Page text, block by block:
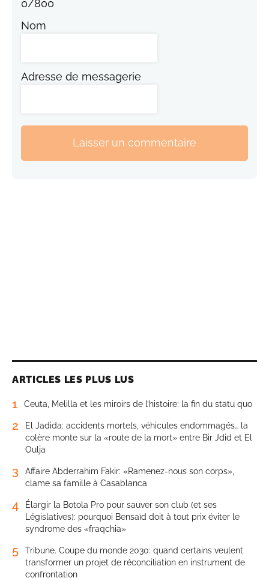
0/800
Nom
Adresse de messagerie
Laisser un commentaire
ARTICLES LES PLUS LUS
1 Ceuta, Melilla et les miroirs de l’histoire: la fin du statu quo
2
El Jadida: accidents mortels, véhicules endommagés… la
colère monte sur la «route de la mort» entre Bir Jdid et El
Oulja
3
Affaire Abderrahim Fakir: «Ramenez-nous son corps»,
clame sa famille à Casablanca
4
Élargir la Botola Pro pour sauver son club (et ses
Législatives): pourquoi Bensaïd doit à tout prix éviter le
syndrome des «fraqchia»
5
Tribune. Coupe du monde 2030: quand certains veulent
transformer un projet de réconciliation en instrument de
confrontation